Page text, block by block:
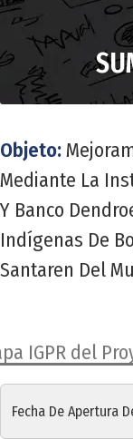
Objeto:
Mediante La
Y Banco
Indígenas De
Santaren Del
IGPR del
Fecha De Apertura